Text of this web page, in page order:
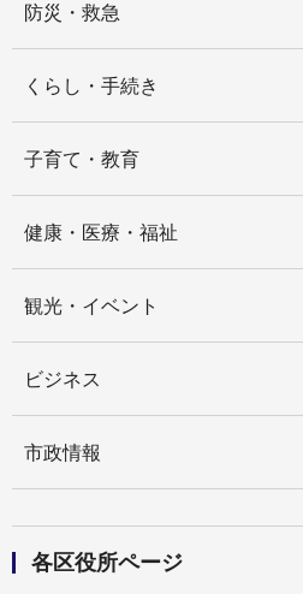
防災・救急
くらし・手続き
子育て・教育
健康・医療・福祉
観光・イベント
ビジネス
市政情報
各区役所ページ